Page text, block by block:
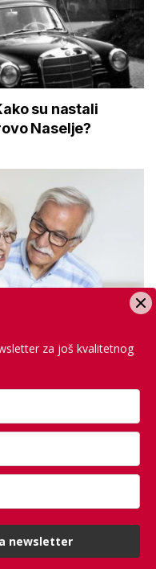
su nastali
Naselje?
vaši zglobovi
prije nego bol
za još kvalitetnog
newsletter